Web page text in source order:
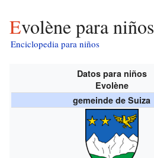
Evolène para niños
Enciclopedia para niños
Datos para niños
Evolène
gemeinde de Suiza